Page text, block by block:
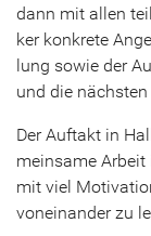
dann mit allen
ker kon­kre­te
lung sowie der
und die
Der Auf­takt in
mein­sa­me
mit viel
von­ein­an­der zu